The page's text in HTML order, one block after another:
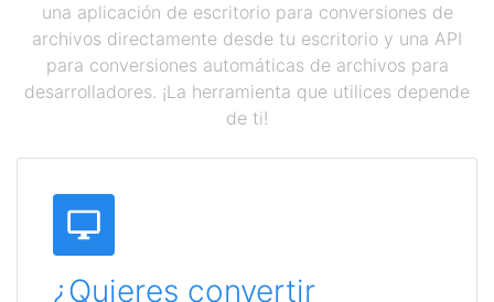
una aplicación de escritorio para conversiones de
archivos directamente desde tu escritorio y una API
para conversiones automáticas de archivos para
desarrolladores. ¡La herramienta que utilices depende
de ti!
¿Quieres convertir